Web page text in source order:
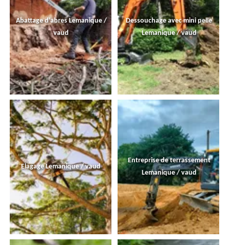
Abattage d'abres Lemanique /
vaud
Dessouchage avec mini pelle
Lemanique / vaud
Elagage Lemanique / vaud
Entreprise de terrassement
Lemanique / vaud